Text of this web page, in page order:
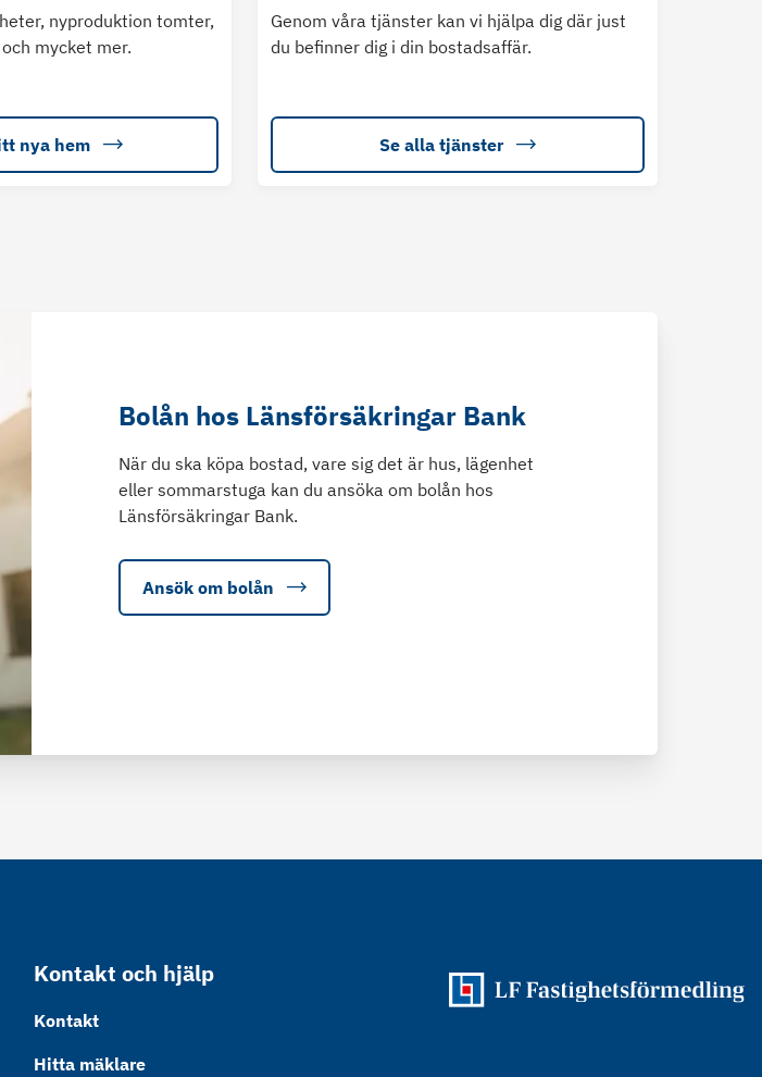
nyproduktion tomter,
mycket mer.
nya hem
Genom våra tjänster kan vi hjälpa dig där just
du befinner dig i din bostadsaffär.
Se alla tjänster
Bolån hos Länsförsäkringar Bank
När du ska köpa bostad, vare sig det är hus, lägenhet
eller sommarstuga kan du ansöka om bolån hos
Länsförsäkringar Bank.
Ansök om bolån
Kontakt och hjälp
Kontakt
Hitta mäklare